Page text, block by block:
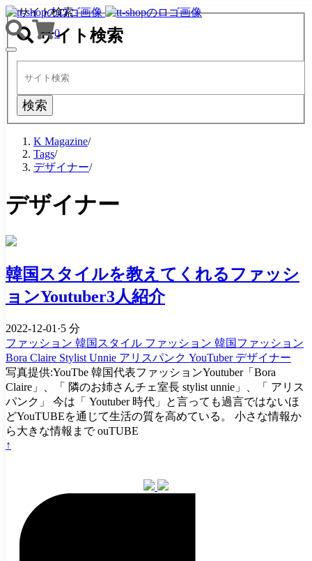
0
TOGGLE
NAVIGATION
サイト検索
サイト検索
検索
K Magazine/
Tags/
デザイナー/
デザイナー
韓国スタイルを教えてくれるファッシ
ョンYoutuber3人紹介
2022-12-01 ·5 分
ファッション 韓国スタイル ファッション 韓国ファッション
Bora Claire Stylist Unnie アリスパンク YouTuber デザイナー
写真提供:YouTbe 韓国代表ファッションYoutuber「Bora
Claire」、「 隣のお姉さんチェ室長 stylist unnie」、「 アリス
パンク」 今は「 Youtuber 時代」と言っても過言ではないほ
どYouTUBEを通じて生活の質を高めている。 小さな情報か
ら大きな情報まで ouTUBE
↑